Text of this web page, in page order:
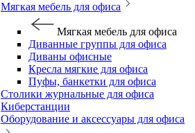
Мягкая мебель для офиса
Мягкая мебель для офиса
Диванные группы для офиса
Диваны офисные
Кресла мягкие для офиса
Пуфы, банкетки для офиса
Столики журнальные для офиса
Киберстанции
Оборудование и аксессуары для офиса